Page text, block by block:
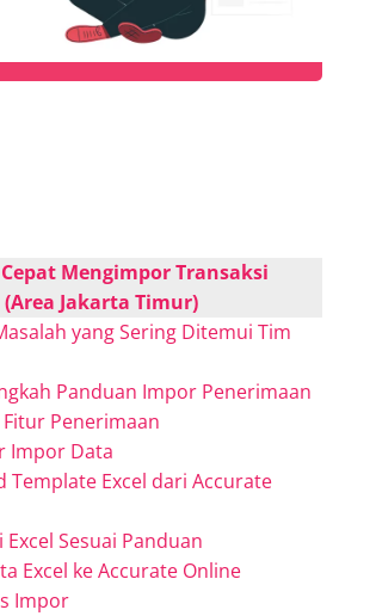
Mengimpor Transaksi
Jakarta Timur)
yang Sering Ditemui Tim
Panduan Impor Penerimaan
Fitur Penerimaan
Impor Data
Template Excel dari Accurate
Excel Sesuai Panduan
Excel ke Accurate Online
Impor